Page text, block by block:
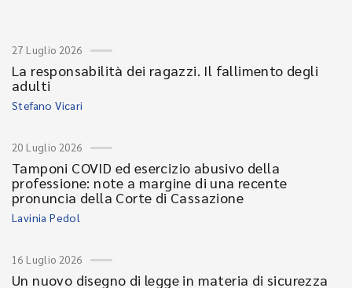
27 Luglio 2026
La responsabilità dei ragazzi. Il fallimento degli
adulti
Stefano Vicari
20 Luglio 2026
Tamponi COVID ed esercizio abusivo della
professione: note a margine di una recente
pronuncia della Corte di Cassazione
Lavinia Pedol
16 Luglio 2026
Un nuovo disegno di legge in materia di sicurezza